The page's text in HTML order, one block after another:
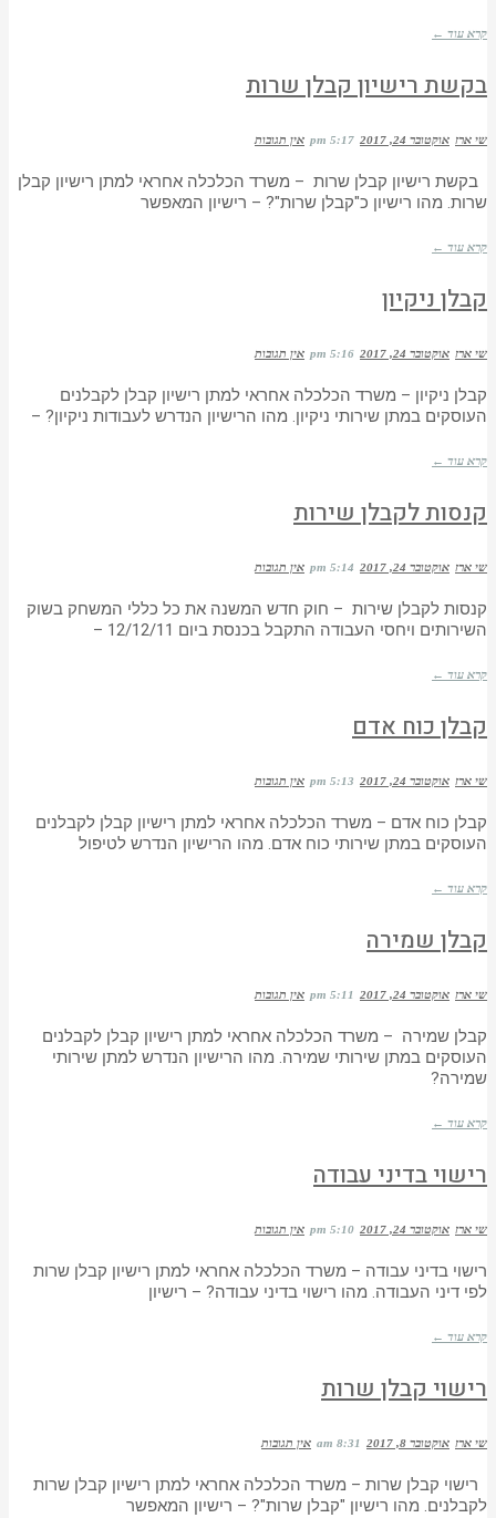
קרא עוד ←
בקשת רישיון קבלן שרות
שי ארז אוקטובר 24, 2017 5:17 pm אין תגובות
בקשת רישיון קבלן שרות – משרד הכלכלה אחראי למתן רישיון קבלן
שרות. מהו רישיון כ"קבלן שרות"? – רישיון המאפשר
קרא עוד ←
קבלן ניקיון
שי ארז אוקטובר 24, 2017 5:16 pm אין תגובות
קבלן ניקיון – משרד הכלכלה אחראי למתן רישיון קבלן לקבלנים
העוסקים במתן שירותי ניקיון. מהו הרישיון הנדרש לעבודות ניקיון? –
קרא עוד ←
קנסות לקבלן שירות
שי ארז אוקטובר 24, 2017 5:14 pm אין תגובות
קנסות לקבלן שירות – חוק חדש המשנה את כל כללי המשחק בשוק
השירותים ויחסי העבודה התקבל בכנסת ביום 12/12/11 –
קרא עוד ←
קבלן כוח אדם
שי ארז אוקטובר 24, 2017 5:13 pm אין תגובות
קבלן כוח אדם – משרד הכלכלה אחראי למתן רישיון קבלן לקבלנים
העוסקים במתן שירותי כוח אדם. מהו הרישיון הנדרש לטיפול
קרא עוד ←
קבלן שמירה
שי ארז אוקטובר 24, 2017 5:11 pm אין תגובות
קבלן שמירה – משרד הכלכלה אחראי למתן רישיון קבלן לקבלנים
העוסקים במתן שירותי שמירה. מהו הרישיון הנדרש למתן שירותי
שמירה?
קרא עוד ←
רישוי בדיני עבודה
שי ארז אוקטובר 24, 2017 5:10 pm אין תגובות
רישוי בדיני עבודה – משרד הכלכלה אחראי למתן רישיון קבלן שרות
לפי דיני העבודה. מהו רישוי בדיני עבודה? – רישיון
קרא עוד ←
רישוי קבלן שרות
שי ארז אוקטובר 8, 2017 8:31 am אין תגובות
רישוי קבלן שרות – משרד הכלכלה אחראי למתן רישיון קבלן שרות
לקבלנים. מהו רישיון "קבלן שרות"? – רישיון המאפשר